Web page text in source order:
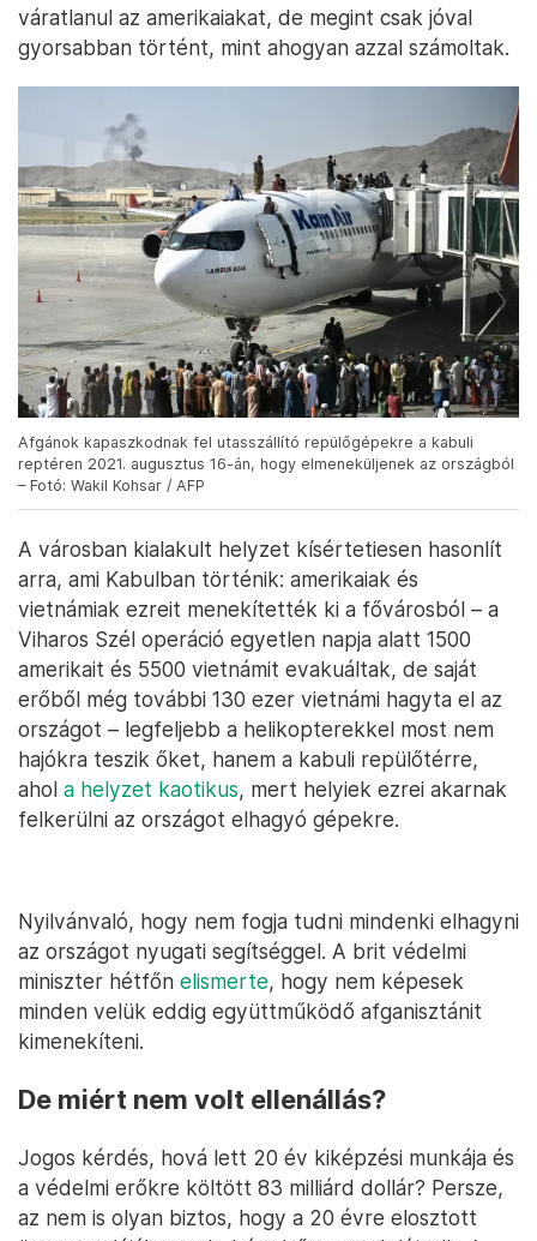
váratlanul az amerikaiakat, de megint csak jóval
gyorsabban történt, mint ahogyan azzal számoltak.
Afgánok kapaszkodnak fel utasszállító repülőgépekre a kabuli
reptéren 2021. augusztus 16-án, hogy elmeneküljenek az országból
– Fotó: Wakil Kohsar / AFP
A városban kialakult helyzet kísértetiesen hasonlít
arra, ami Kabulban történik: amerikaiak és
vietnámiak ezreit menekítették ki a fővárosból – a
Viharos Szél operáció egyetlen napja alatt 1500
amerikait és 5500 vietnámit evakuáltak, de saját
erőből még további 130 ezer vietnámi hagyta el az
országot – legfeljebb a helikopterekkel most nem
hajókra teszik őket, hanem a kabuli repülőtérre,
ahol a helyzet kaotikus, mert helyiek ezrei akarnak
felkerülni az országot elhagyó gépekre.
Nyilvánvaló, hogy nem fogja tudni mindenki elhagyni
az országot nyugati segítséggel. A brit védelmi
miniszter hétfőn elismerte, hogy nem képesek
minden velük eddig együttműködő afganisztánit
kimenekíteni.
De miért nem volt ellenállás?
Jogos kérdés, hová lett 20 év kiképzési munkája és
a védelmi erőkre költött 83 milliárd dollár? Persze,
az nem is olyan biztos, hogy a 20 évre elosztott